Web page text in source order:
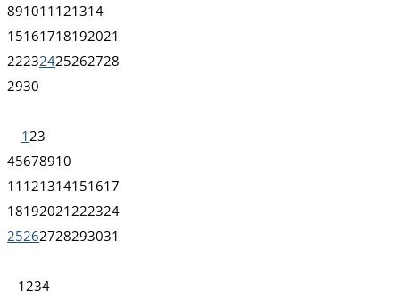
891011 121314
15161718192021
22232425262728
2930
1 23
45678910
11 121314151617
18192021 222324
25262728293031
1 234